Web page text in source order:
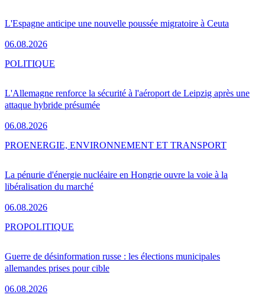
L'Espagne anticipe une nouvelle poussée migratoire à Ceuta
06.08.2026
L'Allemagne renforce la sécurité à l'aéroport de Leipzig après une
attaque hybride présumée
06.08.2026
POLITIQUE
La pénurie d'énergie nucléaire en Hongrie ouvre la voie à la
libéralisation du marché
06.08.2026
PROENERGIE, ENVIRONNEMENT ET TRANSPORT
Guerre de désinformation russe : les élections municipales
allemandes prises pour cible
06.08.2026
PROPOLITIQUE